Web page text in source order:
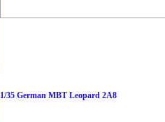
1/35 German MBT Leopard 2A8